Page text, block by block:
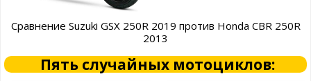
Сравнение Suzuki GSX 250R 2019 против Honda CBR 250R
2013
Пять случайных мотоциклов: